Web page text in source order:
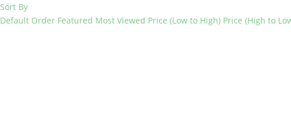
Sort By
Default Order Featured Most Viewed Price (Low to High) Price (High to